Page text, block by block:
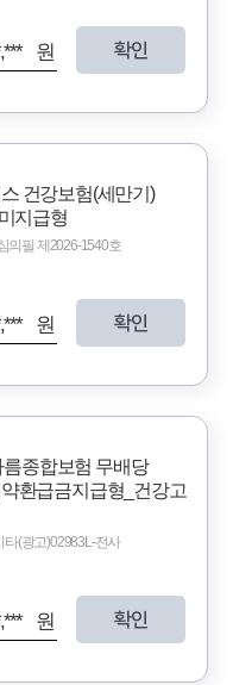
원 확인
건강보험(세만기)
지급형
의필 제2026-1540호
원 확인
종합보험 무배당
환급금지급형_건강고
타(광고)02983L-전사
원 확인